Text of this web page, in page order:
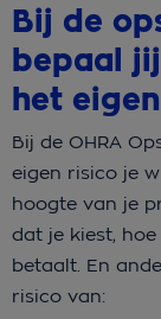
Bij de
bepaal
het
Bij de OHRA
eigen risico je
hoogte van je
dat je kiest,
betaalt. En
risico van: